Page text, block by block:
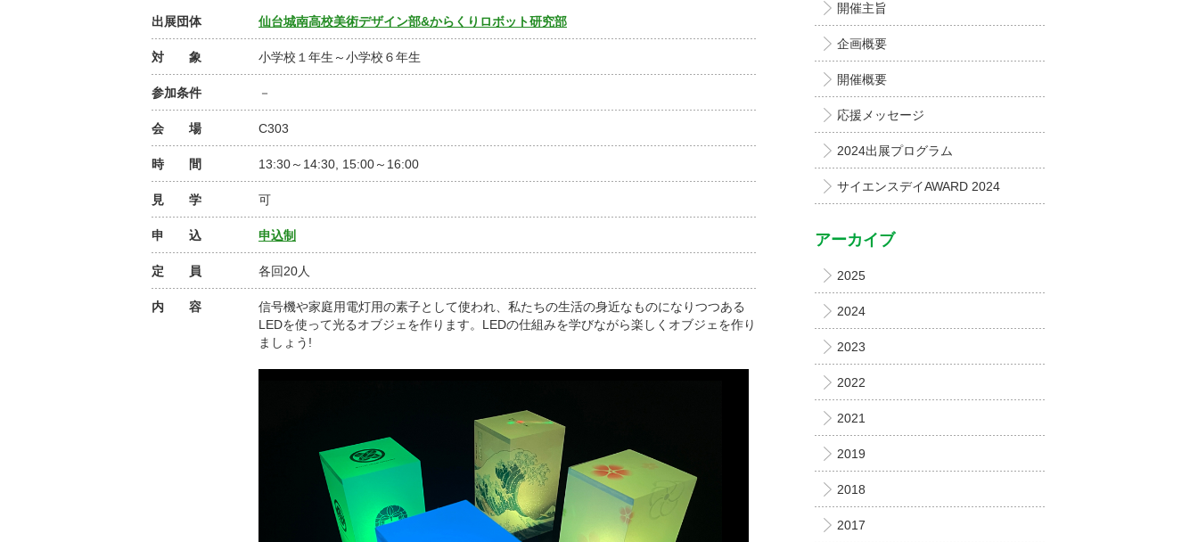
出展団体 仙台城南高校美術デザイン部&からくりロボット研究部
対 象 小学校１年生～小学校６年生
参加条件 －
会 場 C303
時 間 13:30～14:30, 15:00～16:00
見 学 可
申 込 申込制
定 員 各回20人
内 容
信号機や家庭用電灯用の素子として使われ、私たちの生活の身近なものになりつつある
LEDを使って光るオブジェを作ります。LEDの仕組みを学びながら楽しくオブジェを作り
ましょう!
開催主旨
企画概要
開催概要
応援メッセージ
2024出展プログラム
サイエンスデイAWARD 2024
アーカイブ
2025
2024
2023
2022
2021
2019
2018
2017